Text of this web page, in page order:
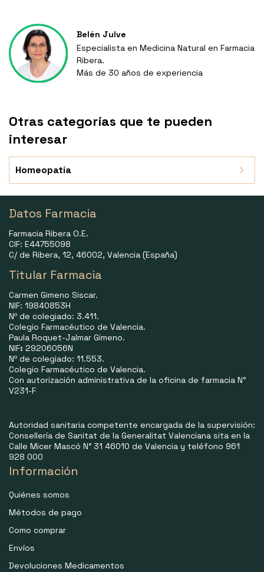
Belén Julve
Especialista en Medicina Natural en Farmacia
Ribera.
Más de 30 años de experiencia
Otras categorías que te pueden
interesar
Homeopatía
Datos Farmacia
Farmacia Ribera O.E.
CIF: E44755098
C/ de Ribera, 12, 46002, Valencia (España)
Titular Farmacia
Carmen Gimeno Siscar.
NIF: 19840853H
Nº de colegiado: 3.411.
Colegio Farmacéutico de Valencia.
Paula Roquet-Jalmar Gimeno.
NIF: 29206056N
Nº de colegiado: 11.553.
Colegio Farmacéutico de Valencia.
Con autorización administrativa de la oficina de farmacia N°
V231-F
Autoridad sanitaria competente encargada de la supervisión:
Consellería de Sanitat de la Generalitat Valenciana sita en la
Calle Micer Mascó N° 31 46010 de Valencia y teléfono 961
928 000
Información
Quiénes somos
Métodos de pago
Como comprar
Envíos
Devoluciones Medicamentos